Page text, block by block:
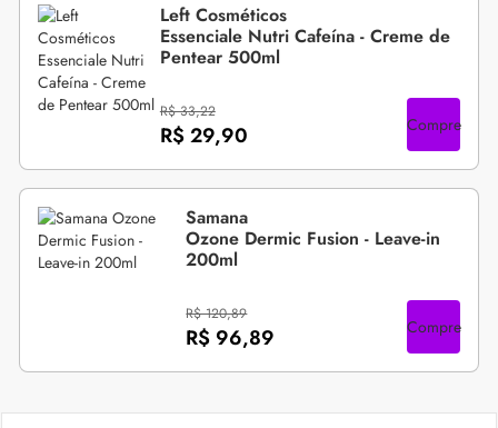
Left Cosméticos
Essenciale Nutri Cafeína - Creme de
Pentear 500ml
R$ 33,22
R$ 29,90 Compre
Samana
Ozone Dermic Fusion - Leave-in
200ml
R$ 120,89
R$ 96,89 Compre